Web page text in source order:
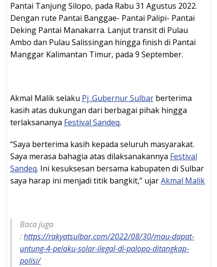
Pantai Tanjung Silopo, pada Rabu 31 Agustus 2022.
Dengan rute Pantai Banggae- Pantai Palipi- Pantai
Deking Pantai Manakarra. Lanjut transit di Pulau
Ambo dan Pulau Salissingan hingga finish di Pantai
Manggar Kalimantan Timur, pada 9 September.
Akmal Malik selaku Pj .Gubernur Sulbar berterima
kasih atas dukungan dari berbagai pihak hingga
terlaksananya Festival Sandeq.
“Saya berterima kasih kepada seluruh masyarakat.
Saya merasa bahagia atas dilaksanakannya Festival
Sandeq. Ini kesuksesan bersama kabupaten di Sulbar
saya harap ini menjadi titik bangkit,” ujarAkmal Malik
Baca juga
:https://rakyatsulbar.com/2022/08/30/mau-dapat-
untung-4-pelaku-solar-ilegal-di-palopo-ditangkap-
polisi/